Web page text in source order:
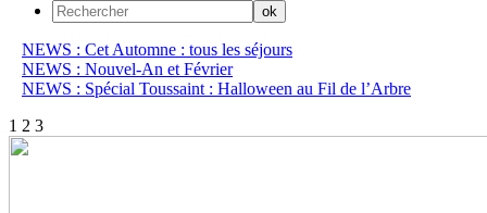
NEWS : Cet Automne : tous les séjours
NEWS : Nouvel-An et Février
NEWS : Spécial Toussaint : Halloween au Fil de l’Arbre
1 2 3